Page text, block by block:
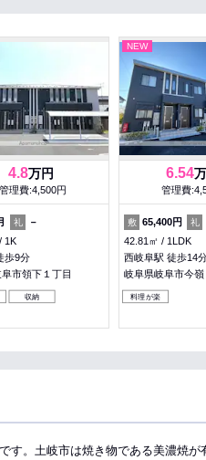
4.8万円
管理費:4,500円
礼
－
1K
歩9分
市領下１丁目
収納
NEW
6.54
管理費
敷 65,400円 礼
42.81㎡
1LDK
西岐阜駅 徒歩14
岐阜県岐阜市今嶺
料理が楽
す。土岐市は焼き物である美濃焼が